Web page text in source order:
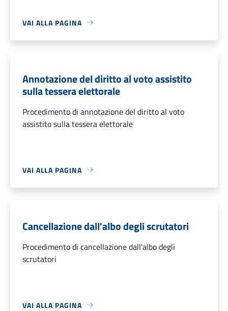
VAI ALLA PAGINA
Annotazione del diritto al voto assistito
sulla tessera elettorale
Procedimento di annotazione del diritto al voto
assistito sulla tessera elettorale
VAI ALLA PAGINA
Cancellazione dall'albo degli scrutatori
Procedimento di cancellazione dall'albo degli
scrutatori
VAI ALLA PAGINA